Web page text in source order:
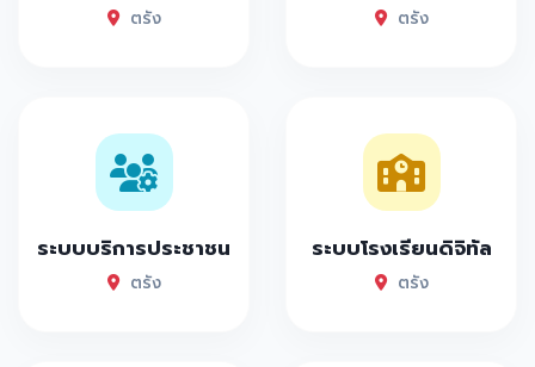
ตรัง ตรัง
ระบบบริการประชาชน
ตรัง
ระบบโรงเรียนดิจิทัล
ตรัง